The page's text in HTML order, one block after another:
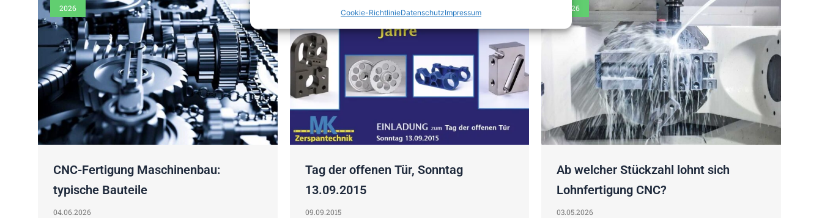
Cookie-RichtlinieDatenschutzImpressum
2026
CNC-Fertigung Maschinenbau:
typische Bauteile
04.06.2026
Tag der offenen Tür, Sonntag
13.09.2015
09.09.2015
2026
Ab welcher Stückzahl lohnt sich
Lohnfertigung CNC?
03.05.2026